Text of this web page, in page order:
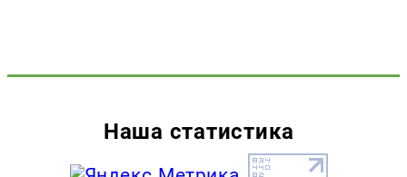
Наша статистика